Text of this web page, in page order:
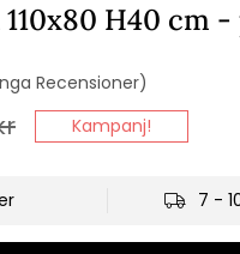
H40 cm
Recensioner)
Kampanj!
7 -